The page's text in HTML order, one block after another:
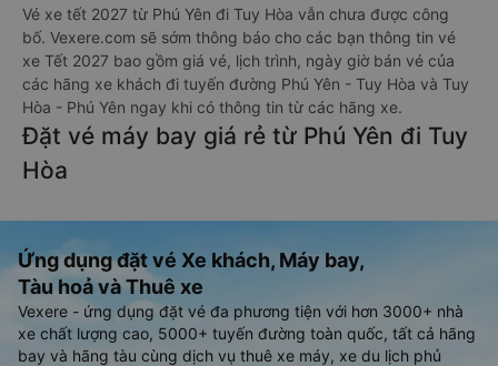
Vé xe tết 2027 từ Phú Yên đi Tuy Hòa vẫn chưa được công
bố. Vexere.com sẽ sớm thông báo cho các bạn thông tin vé
xe Tết 2027 bao gồm giá vé, lịch trình, ngày giờ bán vé của
các hãng xe khách đi tuyến đường Phú Yên - Tuy Hòa và Tuy
Hòa - Phú Yên ngay khi có thông tin từ các hãng xe.
Đặt vé máy bay giá rẻ từ Phú Yên đi Tuy
Hòa
Ứng dụng đặt vé Xe khách, Máy bay,
Tàu hoả và Thuê xe
Vexere - ứng dụng đặt vé đa phương tiện với hơn 3000+ nhà
xe chất lượng cao, 5000+ tuyến đường toàn quốc, tất cả hãng
bay và hãng tàu cùng dịch vụ thuê xe máy, xe du lịch phủ